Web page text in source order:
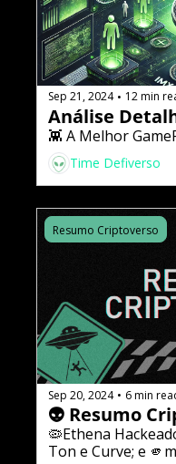
Sep 21, 2024 • 12 min
Análise
👾 A Melhor
Time Defiverso
Resumo Criptoverso
Sep 20, 2024 • 6 min
👽 Resumo
🦠Ethena
Ton e Curve; e